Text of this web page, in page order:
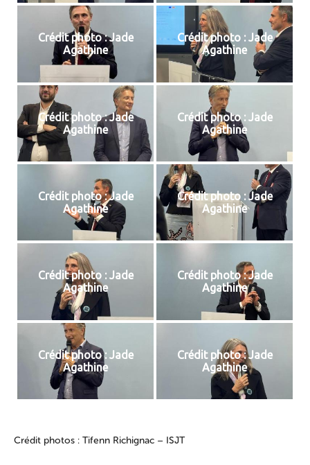
Crédit photo : Jade
Agathine
Crédit photo : Jade
Agathine
Crédit photo : Jade
Agathine
Crédit photo : Jade
Agathine
Crédit photo : Jade
Agathine
Crédit photo : Jade
Agathine
Crédit photo : Jade
Agathine
Crédit photo : Jade
Agathine
Crédit photo : Jade
Agathine
Crédit photo : Jade
Agathine
Crédit photos : Tifenn Richignac – ISJT